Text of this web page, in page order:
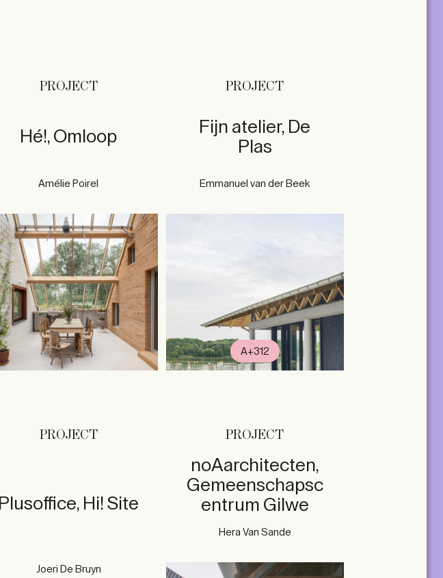
PROJECT
Hé!, Omloop
Amélie Poirel
PROJECT
Fijn atelier, De
Plas
Emmanuel van der Beek
A+312
PROJECT
Plusoffice, Hi! Site
Joeri De Bruyn
PROJECT
noAarchitecten,
Gemeenschapsc
entrum Gilwe
Hera Van Sande